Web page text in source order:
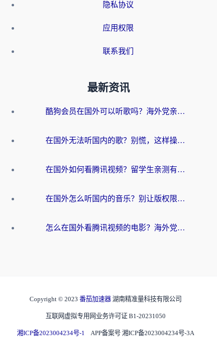
隐私协议
应用权限
联系我们
最新资讯
酷狗会员在国外可以听歌吗？海外党亲测有效：3步解决音乐权限难题
在国外无法听国内的歌？别慌，这样操作就能畅听QQ音乐（附亲测加速器推荐）
在国外如何看腾讯视频？留学生亲测有效的回国加速方案
在国外怎么听国内的音乐？别让版权限制断了你的华语歌单
怎么在国外看腾讯视频的电影？海外党亲测有效的回国加速指南
Copyright © 2023 番茄加速器 湖南精准量科技有限公司
互联网虚拟专用网业务许可证 B1-20231050
湘ICP备2023004234号-1 APP备案号 湘ICP备2023004234号-3A